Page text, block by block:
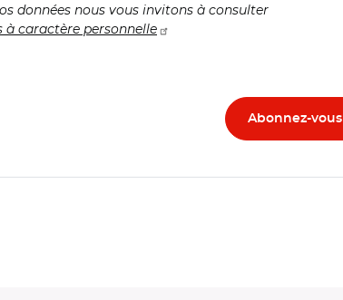
données nous vous invitons à consulter
à caractère personnelle